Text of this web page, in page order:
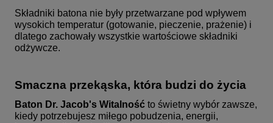
Składniki batona nie były przetwarzane pod wpływem
wysokich temperatur (gotowanie, pieczenie, prażenie) i
dlatego zachowały wszystkie wartościowe składniki
odżywcze.
Smaczna przekąska, która budzi do życia
Baton Dr. Jacob's Witalność to świetny wybór zawsze,
kiedy potrzebujesz miłego pobudzenia, energii,